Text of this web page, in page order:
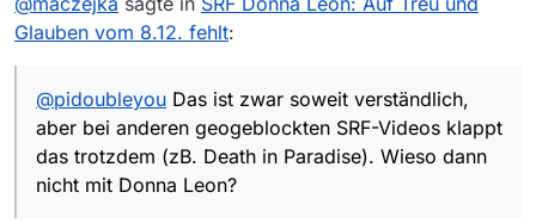
Glauben vom 8.12. fehlt:
@pidoubleyou Das ist zwar soweit verständlich,
aber bei anderen geogeblockten SRF-Videos klappt
das trotzdem (zB. Death in Paradise). Wieso dann
nicht mit Donna Leon?